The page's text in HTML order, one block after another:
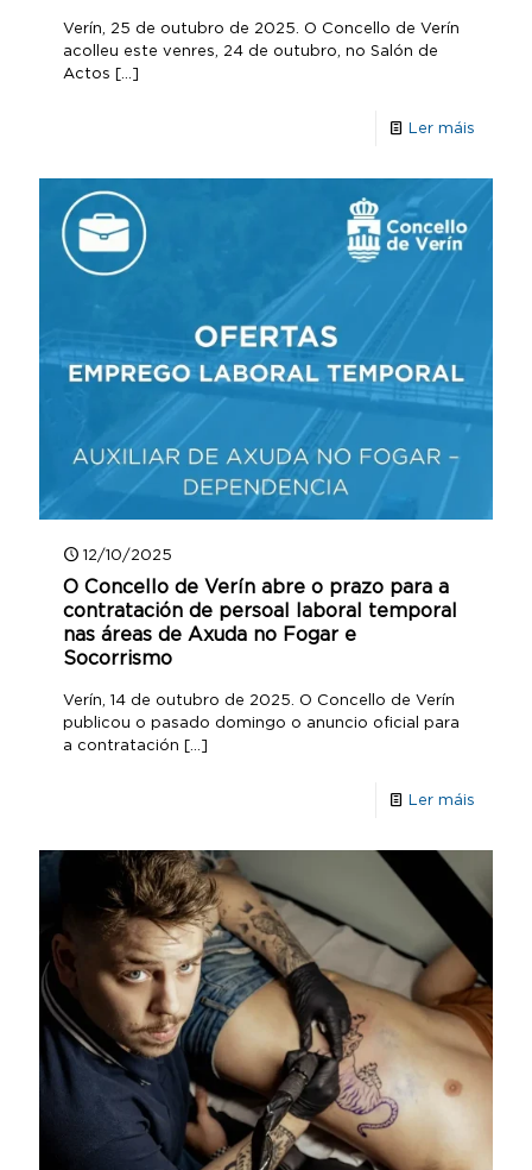
Verín, 25 de outubro de 2025. O Concello de Verín
acolleu este venres, 24 de outubro, no Salón de
Actos […]
Ler máis
12/10/2025
O Concello de Verín abre o prazo para a
contratación de persoal laboral temporal
nas áreas de Axuda no Fogar e
Socorrismo
Verín, 14 de outubro de 2025. O Concello de Verín
publicou o pasado domingo o anuncio oficial para
a contratación […]
Ler máis